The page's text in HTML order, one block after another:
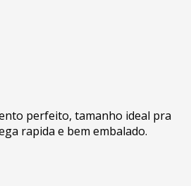
perfeito, tamanho ideal pra
rapida e bem embalado.